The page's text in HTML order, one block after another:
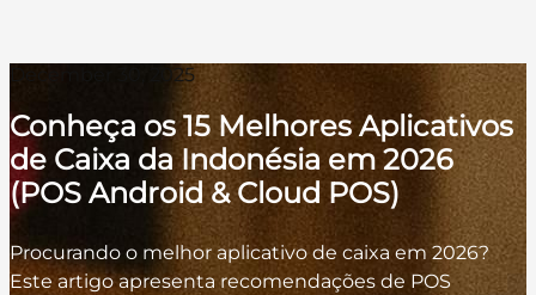
December 30, 2025
Conheça os 15 Melhores Aplicativos
de Caixa da Indonésia em 2026
(POS Android & Cloud POS)
Procurando o melhor aplicativo de caixa em 2026?
Este artigo apresenta recomendações de POS